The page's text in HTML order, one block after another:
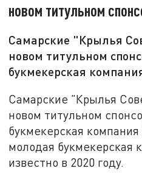
новом титульном
Самарские "Крылья
новом титульном
букмекерская
Самарские "Крылья
новом титульном
букмекерская
молодая букмекерская
известно в 2020 году.